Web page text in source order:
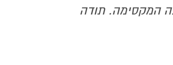
המקסימה. תודה